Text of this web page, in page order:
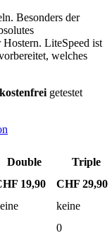
Besonders der
LiteSpeed ist
welches
getestet
Double
Triple
19,90
CHF 29,90
keine
0